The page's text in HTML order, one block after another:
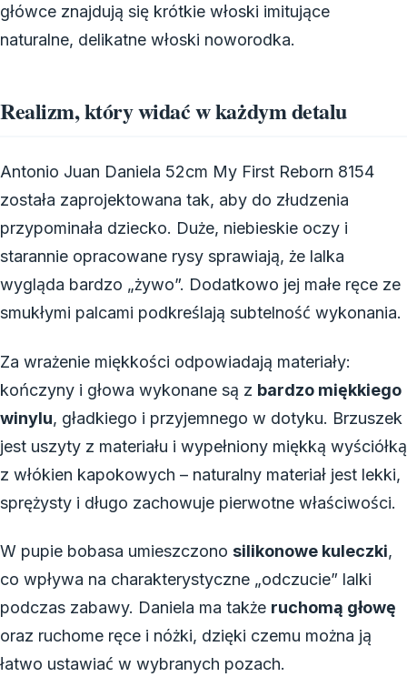
główce znajdują się krótkie włoski imitujące
naturalne, delikatne włoski noworodka.
Realizm, który widać w każdym detalu
Antonio Juan Daniela 52cm My First Reborn 8154
została zaprojektowana tak, aby do złudzenia
przypominała dziecko. Duże, niebieskie oczy i
starannie opracowane rysy sprawiają, że lalka
wygląda bardzo „żywo”. Dodatkowo jej małe ręce ze
smukłymi palcami podkreślają subtelność wykonania.
Za wrażenie miękkości odpowiadają materiały:
kończyny i głowa wykonane są z bardzo miękkiego
winylu, gładkiego i przyjemnego w dotyku. Brzuszek
jest uszyty z materiału i wypełniony miękką wyściółką
z włókien kapokowych – naturalny materiał jest lekki,
sprężysty i długo zachowuje pierwotne właściwości.
W pupie bobasa umieszczono silikonowe kuleczki,
co wpływa na charakterystyczne „odczucie” lalki
podczas zabawy. Daniela ma także ruchomą głowę
oraz ruchome ręce i nóżki, dzięki czemu można ją
łatwo ustawiać w wybranych pozach.